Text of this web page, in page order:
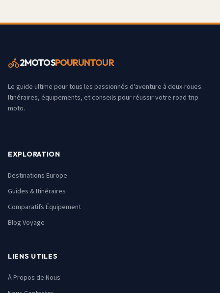
2MOTOSPOURUNTOUR
Le guide ultime pour tous les passionnés d'aventure à deux-roues.
Itinéraires, équipements, et conseils pour réussir votre road trip
moto.
EXPLORATION
Destinations Europe
Guides & Itinéraires
Comparatifs Équipement
Blog Voyage
LIENS UTILES
À Propos de Nous